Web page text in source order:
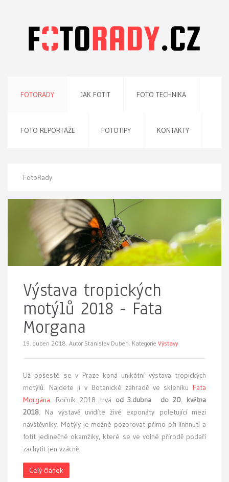
FOTORADY JAK FOTIT FOTO TECHNIKA
FOTO REPORTÁŽE FOTOTIPY KONTAKTY
FotoRady
Výstava tropických
motýlů 2018 - Fata
Morgana
19. duben 2018. Autor Stanislav Duben. Kategorie Výstavy
Už pošesté se v Praze koná unikátní výstava tropických
motýlů. Najdete ji v Botanické zahradě ve skleníku Fata
Morgána. Ročník 2018 trvá od 3.dubna do 20. května
2018. Na výstavě uvidíte živé exponáty poletující mezi
návštěvníky. Motýly je možné pozorovat přímo při línhnutí a
fotit jedinečné okamžiky, které se ve volné přírodě podaří
zachytit jen vzácně.
Celý článek